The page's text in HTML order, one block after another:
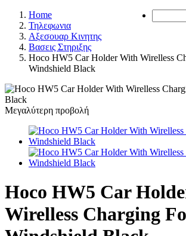
Home
Τηλεφωνια
Αξεσουαρ Κινητης
Βασεις Στηριξης
Hoco HW5 Car Holder With Wirelless
Windshield Black
Μεγαλύτερη προβολή
Hoco HW5 Car
Wirelless Charging